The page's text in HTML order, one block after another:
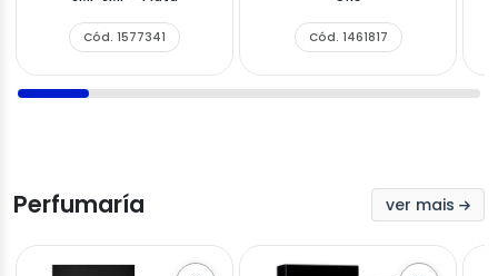
Cód. 1577341 Cód. 1461817
Perfumaría ver mais